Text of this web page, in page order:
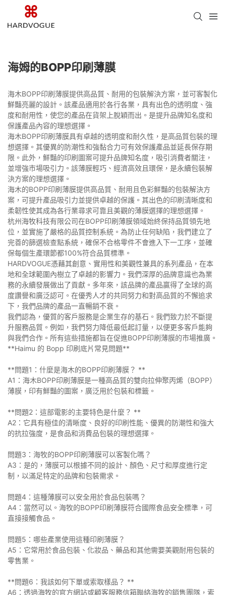
海姆的BOPP印刷薄膜
海木BOPP印刷薄膜提供高品質、耐用的包裝解決方案，並可客製化
鮮豔亮麗的設計。該產品適用於各行各業，具有出色的透明度、強
度和耐用性，使您的產品在貨架上脫穎而出。是提升品牌知名度和
保護產品內容的理想選擇。
海木BOPP印刷薄膜具有卓越的透明度和耐久性，是高品質包裝的理
想選擇。其優異的防潮性和強黏合力可有效保護產品並延長保存期
限。此外，鮮豔的印刷圖案可提升品牌知名度，吸引消費者關注，
並增強市場吸引力。該薄膜輕巧、經濟高效且環保，是永續包裝解
決方案的理想選擇。
海木的BOPP印刷薄膜提供高品質、耐用且色彩鮮豔的包裝解決方
案，可提升產品吸引力並提供卓越的保護。其出色的印刷清晰度和
柔韌性使其成為各行業尋求可靠且美觀的薄膜選擇的理想選擇。
杭州海牧科技有限公司在BOPP印刷薄膜領域始終保持品質領先地
位，並實施了嚴格的品質控制系統。為防止任何缺陷，我們建立了
完善的篩選檢查點系統，確保不合格零件不會進入下一工序，並確
保每個生產環節都100%符合品質標準。
HARDVOGUE憑藉其創意、實用性和美觀性兼具的系列產品，在本
地和全球範圍內樹立了卓越的影響力。我們深厚的品牌意識也為業
務的永續發展做出了貢獻。多年來，該品牌的產品贏得了全球的高
度讚譽和廣泛認可。在優秀人才的共同努力和對高品質的不懈追求
下，我們品牌的產品一直暢銷不衰。
我們認為，優質的客戶服務是企業生存的基石。我們致力於不斷提
升服務品質。例如，我們努力降低最低起訂量，以便更多客戶能夠
與我們合作。所有這些措施都旨在促進BOPP印刷薄膜的市場推廣。
**Haimu 的 Bopp 印刷底片常見問題**
**問題1：什麼是海木的BOPP印刷薄膜？ **
A1：海木BOPP印刷薄膜是一種高品質的雙向拉伸聚丙烯（BOPP）
薄膜，印有鮮豔的圖案，廣泛用於包裝和標籤。
**問題2：這部電影的主要特色是什麼？ **
A2：它具有極佳的清晰度、良好的印刷性能、優異的防潮性和強大
的抗拉強度，是食品和消費品包裝的理想選擇。
問題3：海牧的BOPP印刷薄膜可以客製化嗎？
A3：是的，薄膜可以根據不同的設計、顏色、尺寸和厚度進行定
制，以滿足特定的品牌和包裝需求。
問題4：這種薄膜可以安全用於食品包裝嗎？
A4：當然可以。海牧的BOPP印刷薄膜符合國際食品安​​全標準，可
直接接觸食品。
問題5：哪些產業使用這種印刷薄膜？
A5：它常用於食品包裝、化妝品、藥品和其他需要美觀耐用包裝的
零售業。
**問題6：我該如何下單或索取樣品？ **
A6：透過海牧的官方網站或顧客服務信箱聯絡海牧的銷售團隊，索